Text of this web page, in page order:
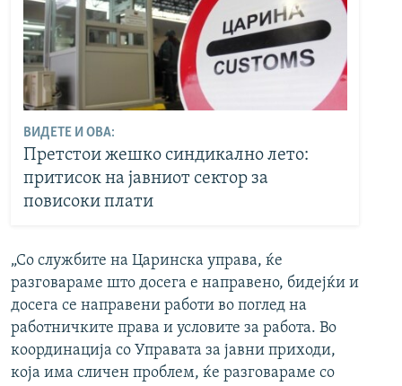
ВИДЕТЕ И ОВА:
Претстои жешко синдикално лето:
притисок на јавниот сектор за
повисоки плати
„Со службите на Царинска управа, ќе
разговараме што досега е направено, бидејќи и
досега се направени работи во поглед на
работничките права и условите за работа. Во
координација со Управата за јавни приходи,
која има сличен проблем, ќе разговараме со